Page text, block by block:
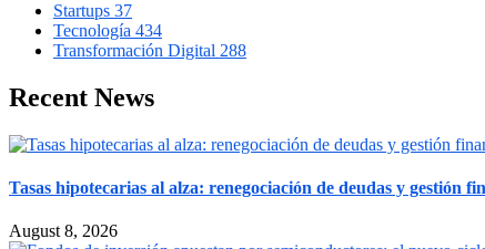
Startups 37
Tecnología 434
Transformación Digital 288
Recent News
Tasas hipotecarias al alza: renegociación de deudas y gestión
August 8, 2026